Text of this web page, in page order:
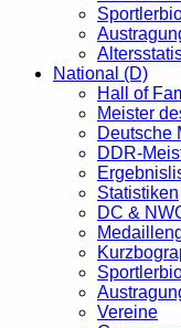
National (D)
Hall of
Meister
Deutsche
DDR-
Statistiken
DC &
Vereine